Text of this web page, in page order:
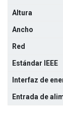
Altura
Ancho
Red
Estándar IEEE
Interfaz de
Entrada de